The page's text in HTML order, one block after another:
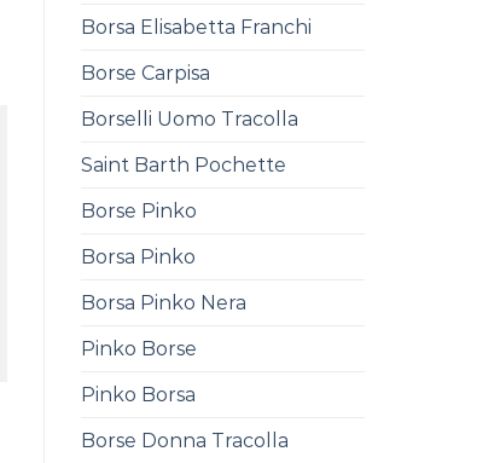
Borsa Elisabetta Franchi
Borse Carpisa
Borselli Uomo Tracolla
Saint Barth Pochette
Borse Pinko
Borsa Pinko
Borsa Pinko Nera
Pinko Borse
Pinko Borsa
Borse Donna Tracolla